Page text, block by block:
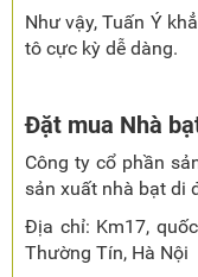
Như vậy, Tuấn Ý
tô cực kỳ dễ dàng.
Đặt mua Nhà
Công ty cổ phần
sản xuất nhà bạt di
Địa chỉ: Km17,
Thường Tín, Hà Nội